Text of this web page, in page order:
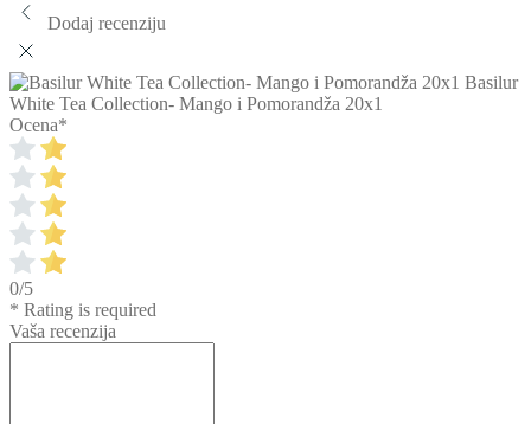
Dodaj recenziju
Basilur
White Tea Collection- Mango i Pomorandža 20x1
Ocena*
0/5
* Rating is required
Vaša recenzija